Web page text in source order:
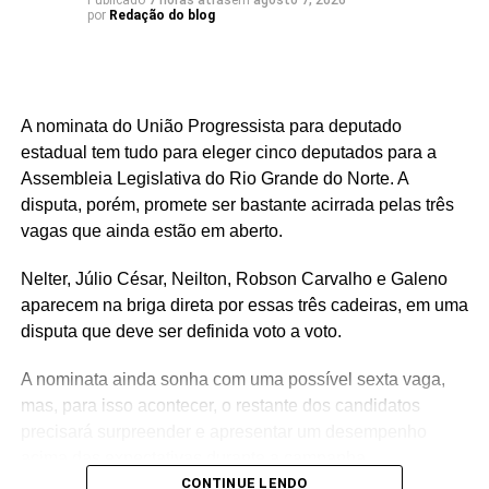
por Redação do blog
A nominata do União Progressista para deputado
estadual tem tudo para eleger cinco deputados para a
Assembleia Legislativa do Rio Grande do Norte. A
disputa, porém, promete ser bastante acirrada pelas três
vagas que ainda estão em aberto.
Nelter, Júlio César, Neilton, Robson Carvalho e Galeno
aparecem na briga direta por essas três cadeiras, em uma
disputa que deve ser definida voto a voto.
A nominata ainda sonha com uma possível sexta vaga,
mas, para isso acontecer, o restante dos candidatos
CONTINUE LENDO